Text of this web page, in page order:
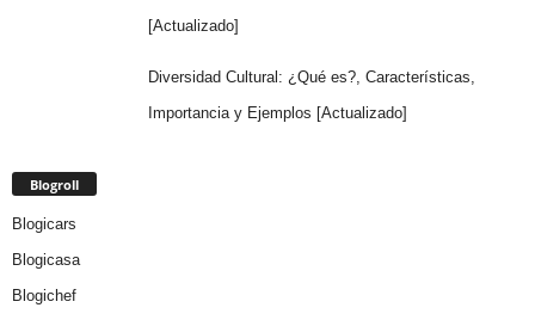
[Actualizado]
Diversidad Cultural: ¿Qué es?, Características,
Importancia y Ejemplos [Actualizado]
Blogroll
Blogicars
Blogicasa
Blogichef